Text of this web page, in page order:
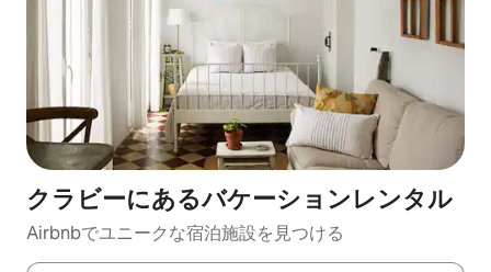
クラビーにあるバケーションレンタル
Airbnbでユニークな宿泊施設を見つける